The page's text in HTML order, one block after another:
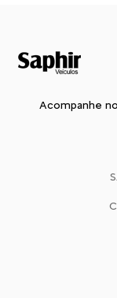
Acompanhe